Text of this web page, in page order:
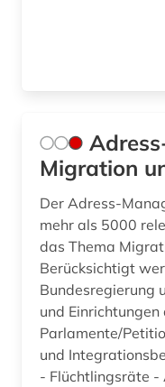
business (1)
bücher (1)
bürgerkrieg (1)
bürgerschaft (1)
carl de (1)
Migration
Der Adress-
mehr als 5000
das Thema
Berücksichtigt
Bundesregierung
und
Parlamente/
und
- Flüchtlingsräte -